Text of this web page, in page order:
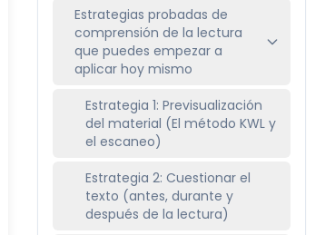
Estrategias probadas de
comprensión de la lectura
que puedes empezar a
aplicar hoy mismo
Estrategia 1: Previsualización
del material (El método KWL y
el escaneo)
Estrategia 2: Cuestionar el
texto (antes, durante y
después de la lectura)